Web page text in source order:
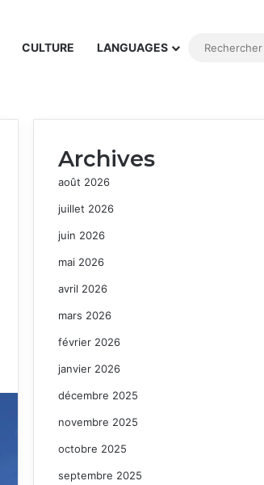
CULTURE LANGUAGES
Archives
août 2026
juillet 2026
juin 2026
mai 2026
avril 2026
mars 2026
février 2026
janvier 2026
décembre 2025
novembre 2025
octobre 2025
septembre 2025